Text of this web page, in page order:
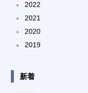
+ 2022
+ 2021
+ 2020
+ 2019
新着